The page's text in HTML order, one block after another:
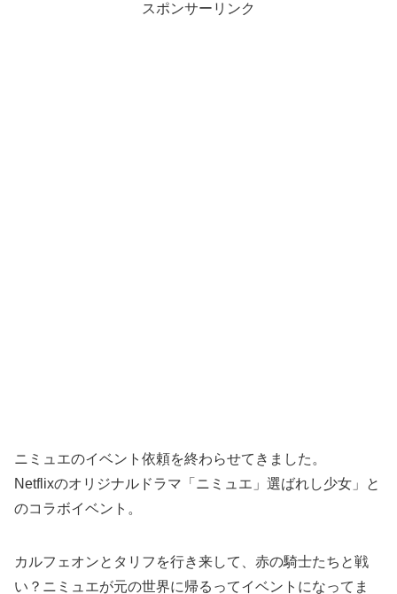
スポンサーリンク
ニミュエのイベント依頼を終わらせてきました。
Netflixのオリジナルドラマ「ニミュエ」選ばれし少女」と
のコラボイベント。
カルフェオンとタリフを行き来して、赤の騎士たちと戦
い？ニミュエが元の世界に帰るってイベントになってま